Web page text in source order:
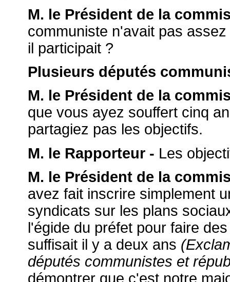
M. le Président de la
communiste n'avait pas
il participait ?
Plusieurs députés
M. le Président de la
que vous ayez souffert cinq
partagiez pas les objectifs.
M. le Rapporteur - Les
M. le Président de la
avez fait inscrire simplement
syndicats sur les plans
l'égide du préfet pour faire
suffisait il y a deux ans
députés communistes et
démontrer que c'est notre